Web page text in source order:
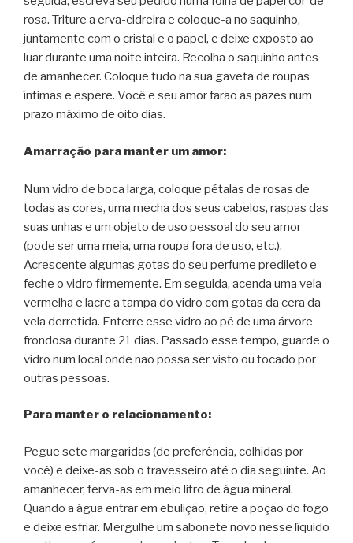
rosa. Triture a erva-cidreira e coloque-a no saquinho,
juntamente com o cristal e o papel, e deixe exposto ao
luar durante uma noite inteira. Recolha o saquinho antes
de amanhecer. Coloque tudo na sua gaveta de roupas
íntimas e espere. Você e seu amor farão as pazes num
prazo máximo de oito dias.
Amarração para manter um amor:
Num vidro de boca larga, coloque pétalas de rosas de
todas as cores, uma mecha dos seus cabelos, raspas das
suas unhas e um objeto de uso pessoal do seu amor
(pode ser uma meia, uma roupa fora de uso, etc.).
Acrescente algumas gotas do seu perfume predileto e
feche o vidro firmemente. Em seguida, acenda uma vela
vermelha e lacre a tampa do vidro com gotas da cera da
vela derretida. Enterre esse vidro ao pé de uma árvore
frondosa durante 21 dias. Passado esse tempo, guarde o
vidro num local onde não possa ser visto ou tocado por
outras pessoas.
Para manter o relacionamento:
Pegue sete margaridas (de preferência, colhidas por
você) e deixe-as sob o travesseiro até o dia seguinte. Ao
amanhecer, ferva-as em meio litro de água mineral.
Quando a água entrar em ebulição, retire a poção do fogo
e deixe esfriar. Mergulhe um sabonete novo nesse líquido